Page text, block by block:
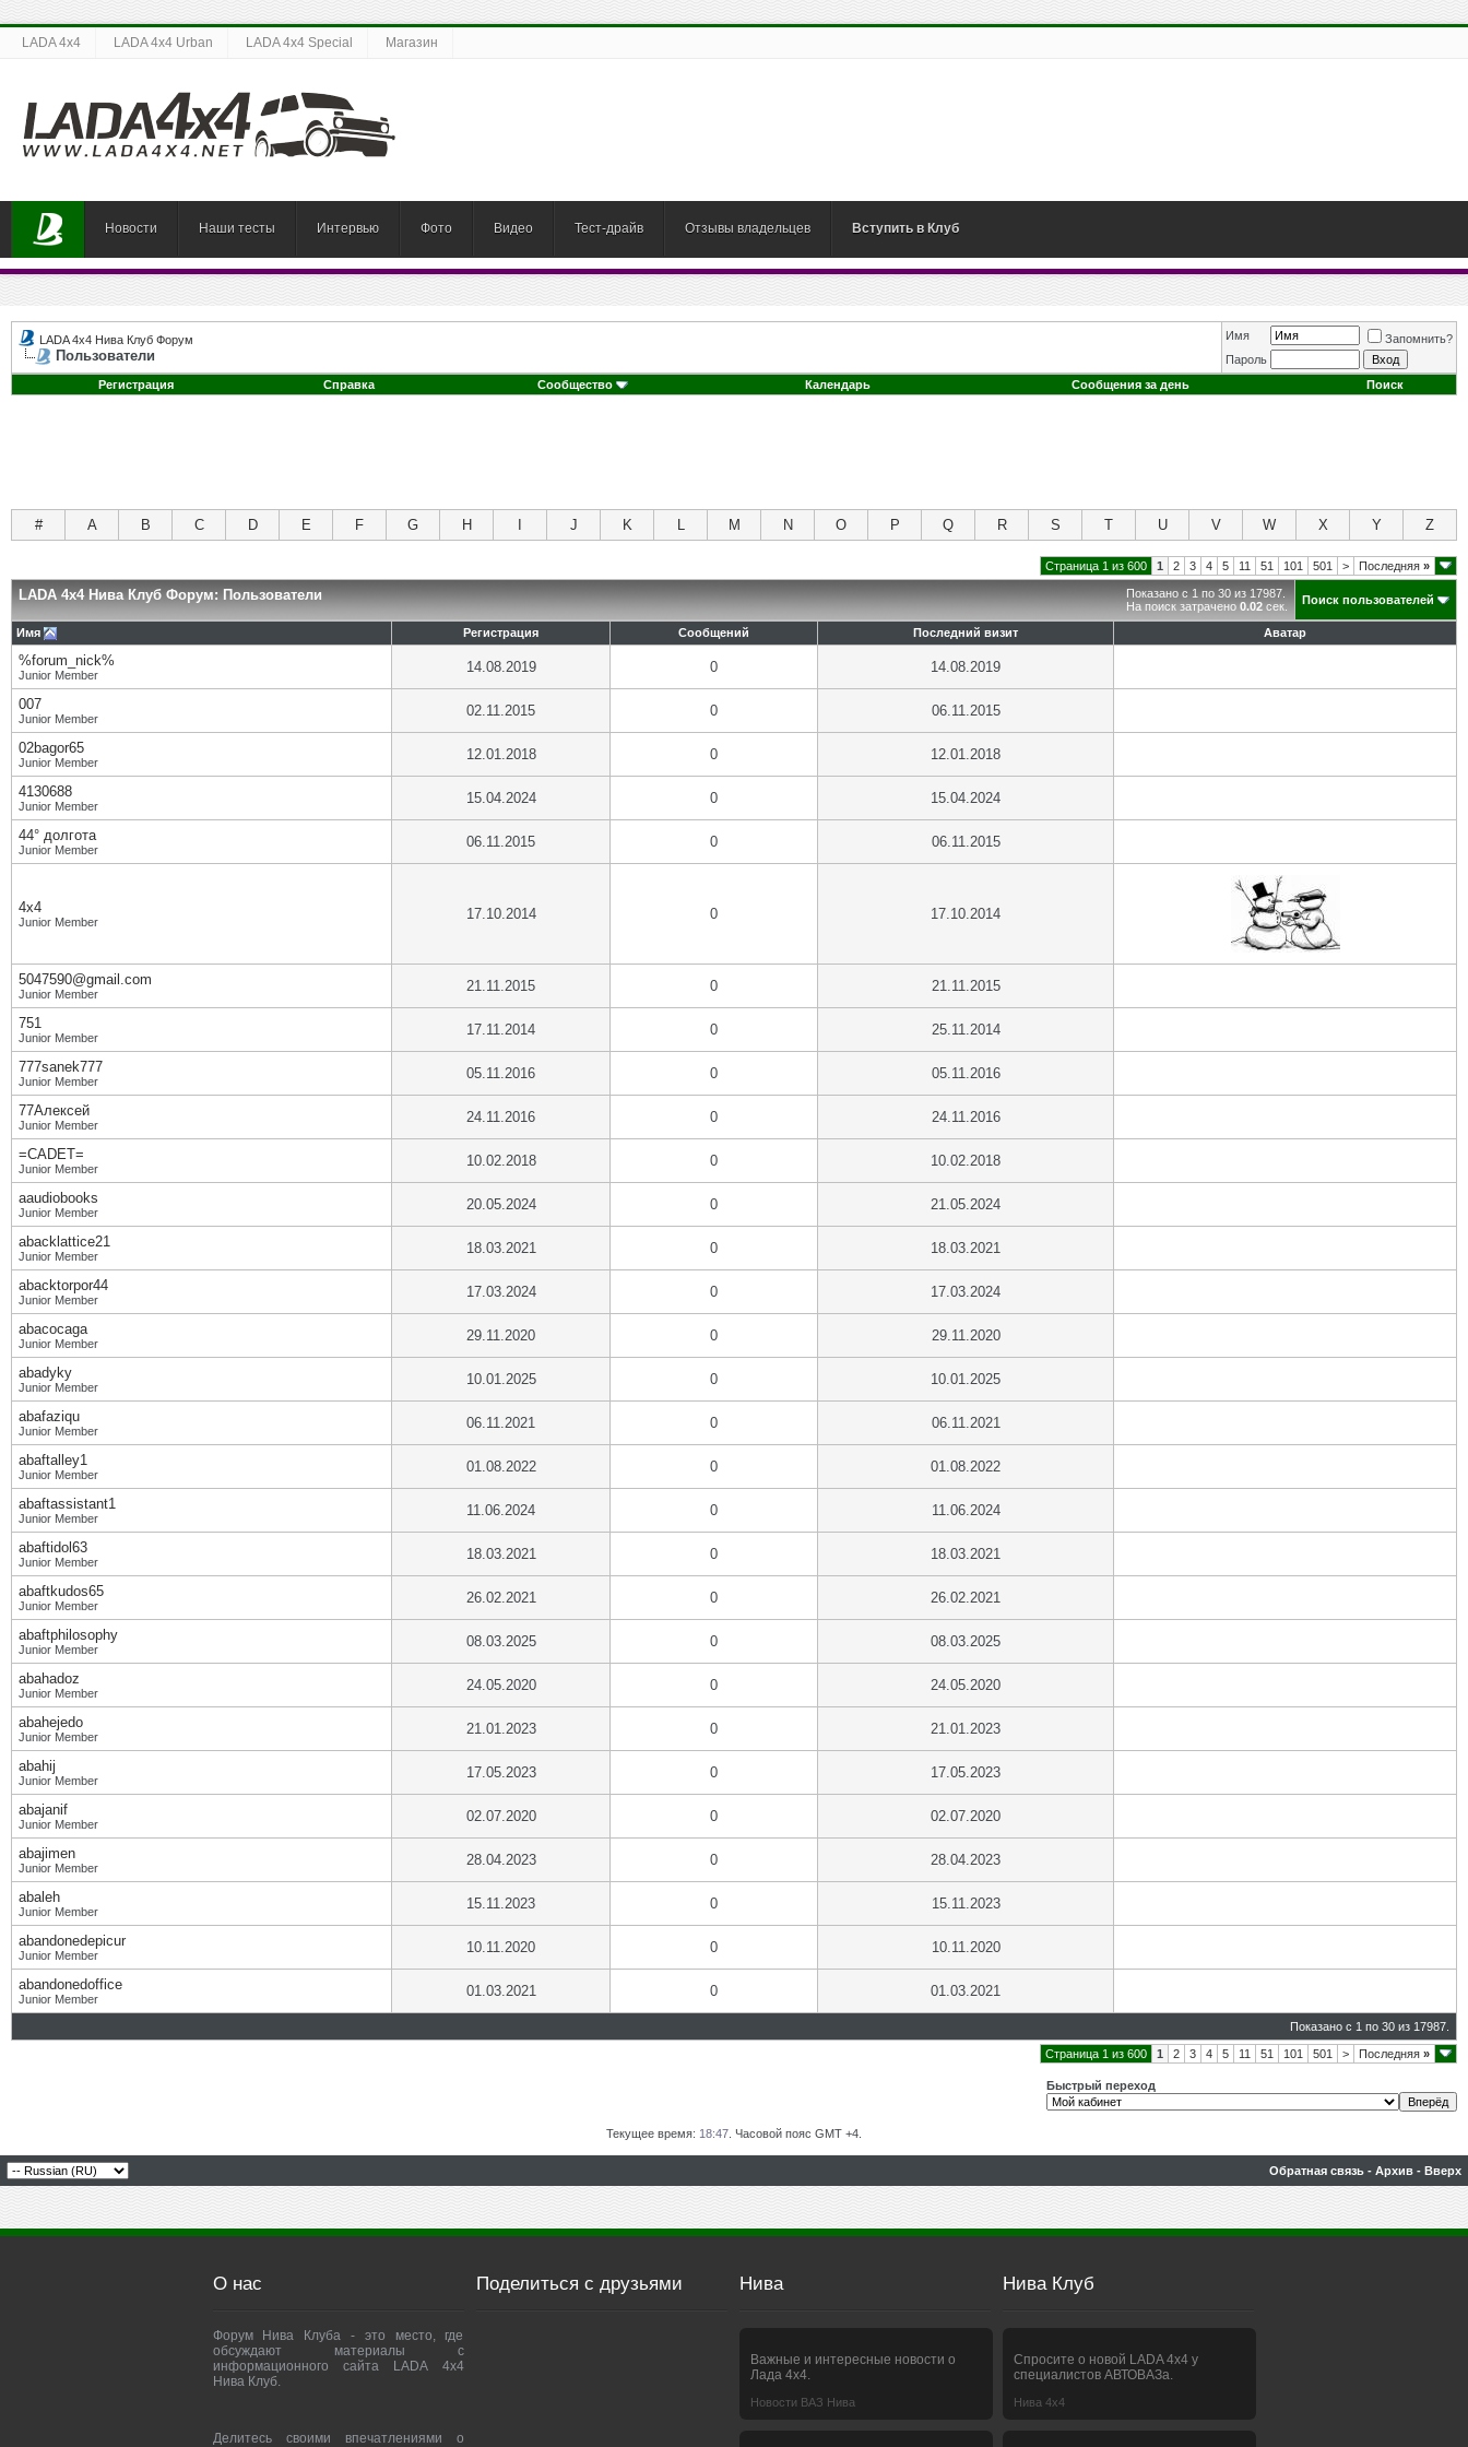
LADA 4x4 LADA 4x4 Urban LADA 4x4 Special Магазин
Новости Наши тесты Интервью Фото Видео Тест-драйв Отзывы владельцев Вступить в Клуб
LADA 4x4 Нива Клуб Форум
Пользователи
Имя
Запомнить?
Пароль
Регистрация
Справка Сообщество Календарь Сообщения за день Поиск
# A B C D E F G H J K L M N O P Q R S T U V W X Y Z
Страница 1 из 600 1 2 3 4 5 11 51 101 501 > Последняя »
Показано с 1 по 30 из 17987.
На поиск затрачено 0.02 сек.
LADA 4x4 Нива Клуб Форум: Пользователи Поиск пользователей
Имя Регистрация Сообщений Последний визит Аватар
%forum_nick%
Junior Member 14.08.2019 0 14.08.2019
007
Junior Member 02.11.2015 0 06.11.2015
02bagor65
Junior Member 12.01.2018 0 12.01.2018
4130688
Junior Member 15.04.2024 0 15.04.2024
44° долгота
Junior Member 06.11.2015 0 06.11.2015
4х4
Junior Member 17.10.2014 0 17.10.2014
5047590@gmail.com
Junior Member 21.11.2015 0 21.11.2015
751
Junior Member 17.11.2014 0 25.11.2014
777sanek777
Junior Member 05.11.2016 0 05.11.2016
77Алексей
Junior Member 24.11.2016 0 24.11.2016
=CADET=
Junior Member 10.02.2018 0 10.02.2018
aaudiobooks
Junior Member 20.05.2024 0 21.05.2024
abacklattice21
Junior Member 18.03.2021 0 18.03.2021
abacktorpor44
Junior Member 17.03.2024 0 17.03.2024
abacocaga
Junior Member 29.11.2020 0 29.11.2020
abadyky
Junior Member 10.01.2025 0 10.01.2025
abafaziqu
Junior Member 06.11.2021 0 06.11.2021
abaftalley1
Junior Member 01.08.2022 0 01.08.2022
abaftassistant1
Junior Member 11.06.2024 0 11.06.2024
abaftidol63
Junior Member 18.03.2021 0 18.03.2021
abaftkudos65
Junior Member 26.02.2021 0 26.02.2021
abaftphilosophy
Junior Member 08.03.2025 0 08.03.2025
abahadoz
Junior Member 24.05.2020 0 24.05.2020
abahejedo
Junior Member 21.01.2023 0 21.01.2023
abahij
Junior Member 17.05.2023 0 17.05.2023
abajanif
Junior Member 02.07.2020 0 02.07.2020
abajimen
Junior Member 28.04.2023 0 28.04.2023
abaleh
Junior Member 15.11.2023 0 15.11.2023
abandonedepicur
Junior Member 10.11.2020 0 10.11.2020
abandonedoffice
Junior Member 01.03.2021 0 01.03.2021
Показано с 1 по 30 из 17987.
Страница 1 из 600 1 2 3 4 5 11 51 101 501 > Последняя »
Быстрый переход
Текущее время: 18:47 . Часовой пояс GMT +4.
Обратная связь - Архив - Вверх
О нас
Форум Нива Клуба - это место, где
обсуждают материалы с
информационного сайта LADA 4x4
Нива Клуб.
Делитесь своими впечатлениями о
Поделиться с друзьями Нива
Важные и интересные новости о
Лада 4х4.
Новости ВАЗ Нива
Нива Клуб
Спросите о новой LADA 4x4 у
специалистов АВТОВАЗа.
Нива 4х4